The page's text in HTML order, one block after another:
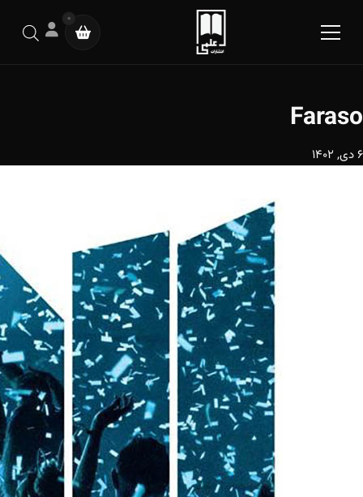
0
Faraso
6 دی, 1402